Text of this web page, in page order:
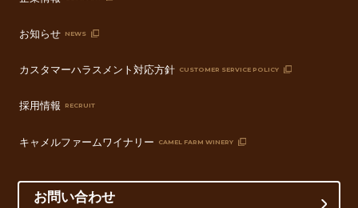
お知らせ NEWS
カスタマーハラスメント対応方針 CUSTOMER SERVICE POLICY
採用情報 RECRUIT
キャメルファームワイナリー CAMEL FARM WINERY
お問い合わせ